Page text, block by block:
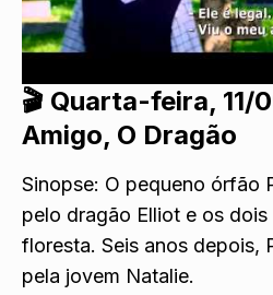
🎬 Quarta-feira, 11/
Amigo, O Dragão
Sinopse: O pequeno órfão
pelo dragão Elliot e os dois
floresta. Seis anos depois,
pela jovem Natalie.